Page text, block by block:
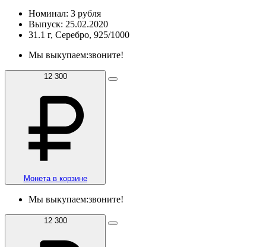
Номинал: 3 рубля
Выпуск: 25.02.2020
31.1 г, Серебро, 925/1000
Мы выкупаем:звоните!
12 300
Монета в корзине
Мы выкупаем:звоните!
12 300